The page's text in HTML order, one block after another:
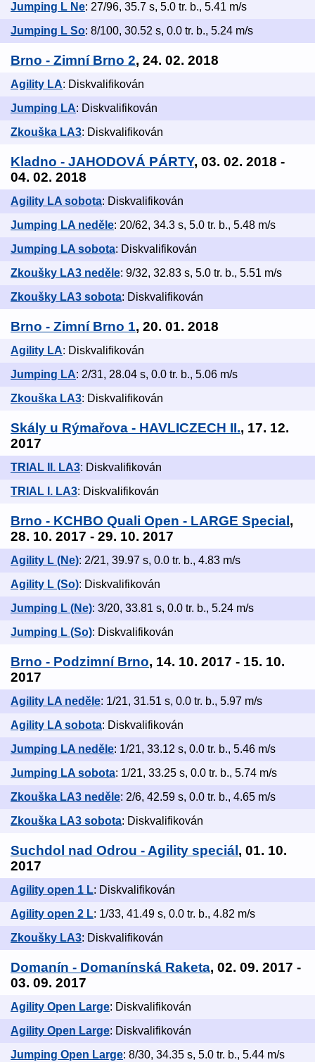
Jumping L Ne: 27/96, 35.7 s, 5.0 tr. b., 5.41 m/s
Jumping L So: 8/100, 30.52 s, 0.0 tr. b., 5.24 m/s
Brno - Zimní Brno 2, 24. 02. 2018
Agility LA: Diskvalifikován
Jumping LA: Diskvalifikován
Zkouška LA3: Diskvalifikován
Kladno - JAHODOVÁ PÁRTY, 03. 02. 2018 -
04. 02. 2018
Agility LA sobota: Diskvalifikován
Jumping LA neděle: 20/62, 34.3 s, 5.0 tr. b., 5.48 m/s
Jumping LA sobota: Diskvalifikován
Zkoušky LA3 neděle: 9/32, 32.83 s, 5.0 tr. b., 5.51 m/s
Zkoušky LA3 sobota: Diskvalifikován
Brno - Zimní Brno 1, 20. 01. 2018
Agility LA: Diskvalifikován
Jumping LA: 2/31, 28.04 s, 0.0 tr. b., 5.06 m/s
Zkouška LA3: Diskvalifikován
Skály u Rýmařova - HAVLICZECH II., 17. 12.
2017
TRIAL II. LA3: Diskvalifikován
TRIAL I. LA3: Diskvalifikován
Brno - KCHBO Quali Open - LARGE Special,
28. 10. 2017 - 29. 10. 2017
Agility L (Ne): 2/21, 39.97 s, 0.0 tr. b., 4.83 m/s
Agility L (So): Diskvalifikován
Jumping L (Ne): 3/20, 33.81 s, 0.0 tr. b., 5.24 m/s
Jumping L (So): Diskvalifikován
Brno - Podzimní Brno, 14. 10. 2017 - 15. 10.
2017
Agility LA neděle: 1/21, 31.51 s, 0.0 tr. b., 5.97 m/s
Agility LA sobota: Diskvalifikován
Jumping LA neděle: 1/21, 33.12 s, 0.0 tr. b., 5.46 m/s
Jumping LA sobota: 1/21, 33.25 s, 0.0 tr. b., 5.74 m/s
Zkouška LA3 neděle: 2/6, 42.59 s, 0.0 tr. b., 4.65 m/s
Zkouška LA3 sobota: Diskvalifikován
Suchdol nad Odrou - Agility speciál, 01. 10.
2017
Agility open 1 L: Diskvalifikován
Agility open 2 L: 1/33, 41.49 s, 0.0 tr. b., 4.82 m/s
Zkoušky LA3: Diskvalifikován
Domanín - Domanínská Raketa, 02. 09. 2017 -
03. 09. 2017
Agility Open Large: Diskvalifikován
Agility Open Large: Diskvalifikován
Jumping Open Large: 8/30, 34.35 s, 5.0 tr. b., 5.44 m/s